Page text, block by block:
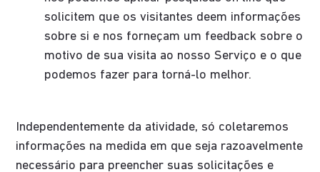
solicitem que os visitantes deem informações
sobre si e nos forneçam um feedback sobre o
motivo de sua visita ao nosso Serviço e o que
podemos fazer para torná-lo melhor.
Independentemente da atividade, só coletaremos
informações na medida em que seja razoavelmente
necessário para preencher suas solicitações e